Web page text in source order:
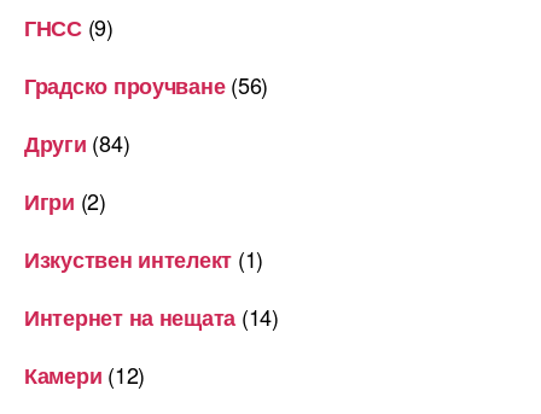
ГНСС(9)
Градско проучване(56)
Други (84)
Игри (2)
Изкуствен интелект (1)
Интернет на нещата (14)
Камери (12)